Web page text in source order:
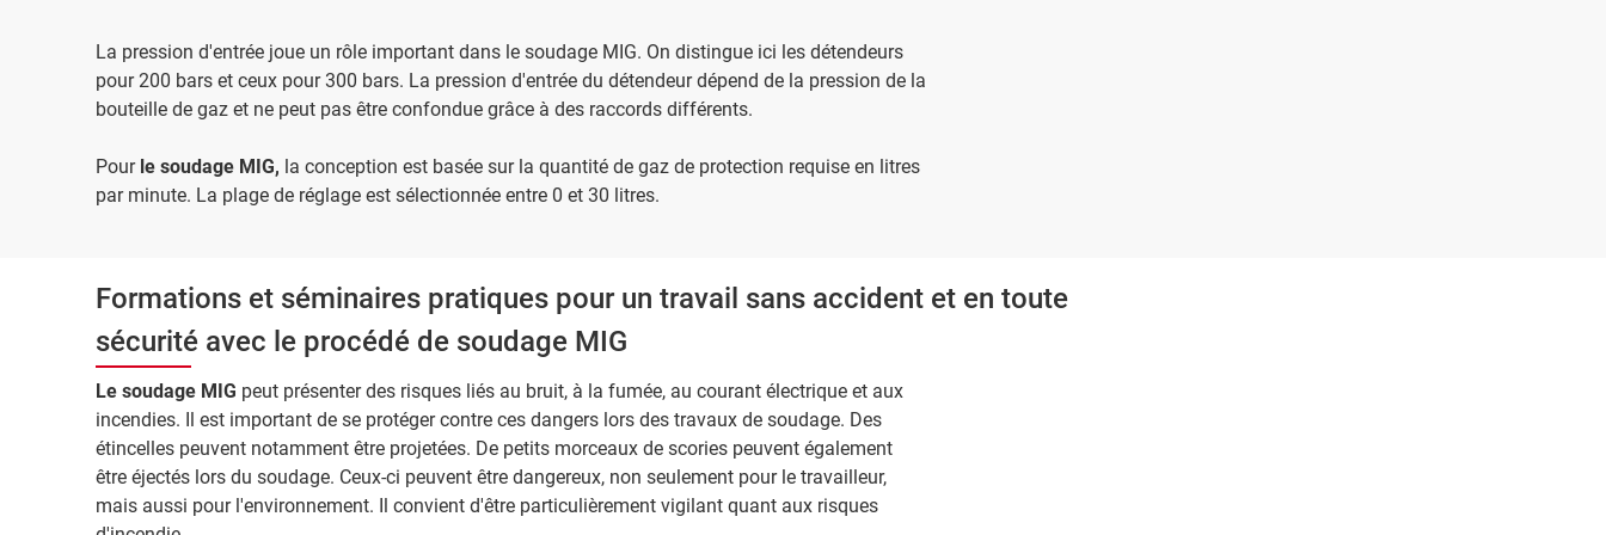
La pression d'entrée joue un rôle important dans le soudage MIG. On distingue ici les détendeurs
pour 200 bars et ceux pour 300 bars. La pression d'entrée du détendeur dépend de la pression de la
bouteille de gaz et ne peut pas être confondue grâce à des raccords différents.
Pourle soudage MIG, la conception est basée sur la quantité de gaz de protection requise en litres
par minute. La plage de réglage est sélectionnée entre 0 et 30 litres.
Formations et séminaires pratiques pour un travail sans accident et en toute
sécurité avec le procédé de soudage MIG
Le soudage MIG peut présenter des risques liés au bruit, à la fumée, au courant électrique et aux
incendies. Il est important de se protéger contre ces dangers lors des travaux de soudage. Des
étincelles peuvent notamment être projetées. De petits morceaux de scories peuvent également
être éjectés lors du soudage. Ceux-ci peuvent être dangereux, non seulement pour le travailleur,
mais aussi pour l'environnement. Il convient d'être particulièrement vigilant quant aux risques